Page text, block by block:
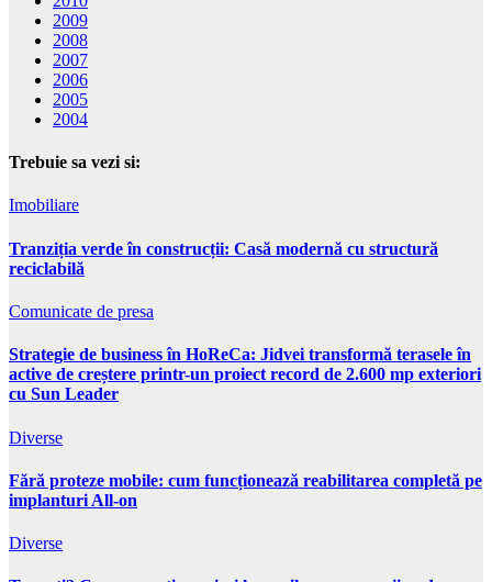
2009
2008
2007
2006
2005
2004
Trebuie sa vezi si:
Imobiliare
Tranziția verde în construcții: Casă modernă cu structură
reciclabilă
Comunicate de presa
Strategie de business în HoReCa: Jidvei transformă terasele în
active de creștere printr-un proiect record de 2.600 mp exteriori
cu Sun Leader
Diverse
Fără proteze mobile: cum funcționează reabilitarea completă pe
implanturi All-on
Diverse